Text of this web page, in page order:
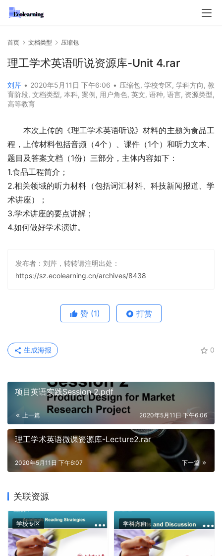
首页 文档类型 压缩包
理工学术英语听说资源库-Unit 4.rar
刘芹 • 2020年5月11日 下午6:06 • 压缩包, 学校专区, 学科方向, 教
育阶段, 文档类型, 本科, 案例, 用户角色, 英文, 语种, 语言, 资源类型,
高等教育
本次上传的《理工学术英语听说》材料的主题为食品工
程，上传材料包括音频（4个）、课件（1个）和听力文本、
题目及答案文档（1份）三部分，主体内容如下：
1.食品工程简介；
2.相关领域的听力材料（包括词汇材料、科技新闻报道、学
术讲座）；
3.学术讲座的要点讲解；
4.如何做好学术演讲。
发布者：刘芹，转转请注明出处：
https://sz.ecolearning.cn/archives/8438
赞 (1) 打赏
0
生成海报
项目英语实践Session 2.pdf
上一篇 2020年5月11日 下午6:06
理工学术英语微课资源库-Lecture2.rar
下一篇
2020年5月11日 下午6:07
关联资源
学校专区 学科方向